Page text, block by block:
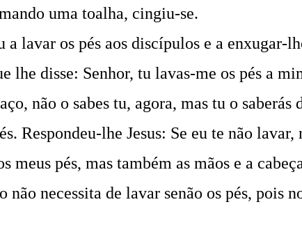
uma toalha, cingiu-se.
a lavar os pés aos discípulos e a enxugar-
lhe disse: Senhor, tu lavas-me os pés a
não o sabes tu, agora, mas tu o saberás
Respondeu-lhe Jesus: Se eu te não
meus pés, mas também as mãos e a
não necessita de lavar senão os pés, pois